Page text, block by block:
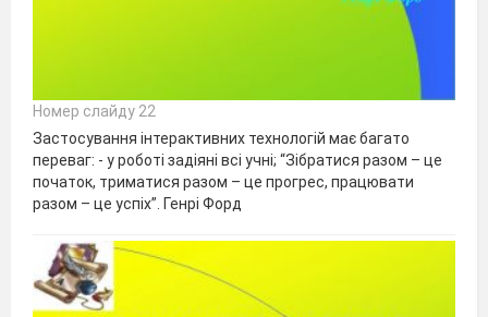
Номер слайду 22
Застосування інтерактивних технологій має багато
переваг: - у роботі задіяні всі учні; “Зібратися разом – це
початок, триматися разом – це прогрес, працювати
разом – це успіх”. Генрі Форд